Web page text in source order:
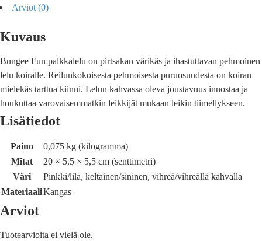
Arviot (0)
Kuvaus
Bungee Fun palkkalelu on pirtsakan värikäs ja ihastuttavan pehmoinen
lelu koiralle. Reilunkokoisesta pehmoisesta puruosuudesta on koiran
mielekäs tarttua kiinni. Lelun kahvassa oleva joustavuus innostaa ja
houkuttaa varovaisemmatkin leikkijät mukaan leikin tiimellykseen.
Lisätiedot
Paino
0,075 kg (kilogramma)
Mitat
20 × 5,5 × 5,5 cm (senttimetri)
Väri
Pinkki/lila, keltainen/sininen, vihreä/vihreällä kahvalla
MateriaaliKangas
Arviot
Tuotearvioita ei vielä ole.